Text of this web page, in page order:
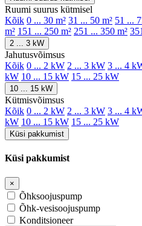
Ruumi suurus kütmisel
Kõik 0 ... 30 m² 31 ... 50 m² 51 ...
m² 151 ... 250 m² 251 ... 350 m²
2 ... 3 kW
Jahutusvõimsus
Kõik 0 ... 2 kW 2 ... 3 kW 3 ... 4
kW 10 ... 15 kW 15 ... 25 kW
10 ... 15 kW
Kütmisvõimsus
Kõik 0 ... 2 kW 2 ... 3 kW 3 ... 4
kW 10 ... 15 kW 15 ... 25 kW
Küsi pakkumist
Küsi pakkumist
×
Õhksoojuspump
Õhk-vesisoojuspump
Konditsioneer